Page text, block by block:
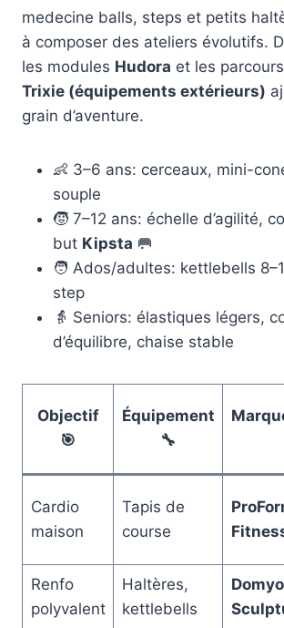
medecine balls, steps et petits
à composer des ateliers évolutifs.
les modules Hudora et les
Trixie (équipements extérieurs)
grain d’aventure.
👶 3–6 ans: cerceaux, mini-
souple
🧒 7–12 ans: échelle d’agilité,
but Kipsta 🥅
🧑 Ados/adultes: kettlebells
step
👵 Seniors: élastiques légers,
d’équilibre, chaise stable
Objectif
🎯
Équipement
🔧
Cardio
maison
Tapis de
course
Renfo
polyvalent
Haltères,
kettlebells